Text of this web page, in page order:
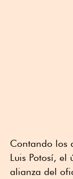
Contando los
Luis Potosí, el
alianza del